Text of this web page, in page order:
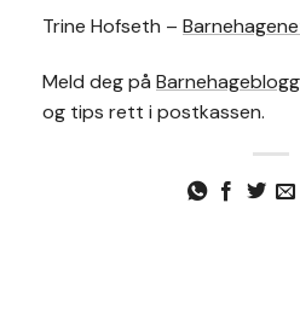
Trine Hofseth –
Meld deg på
og tips rett i postkassen.